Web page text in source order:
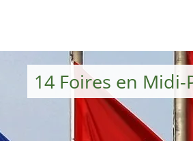
14 Foires en